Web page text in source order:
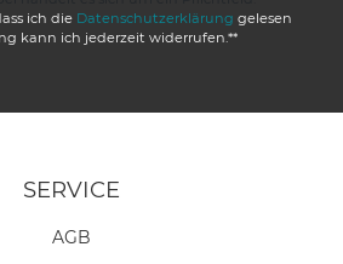
ich die Daten­schutz­erklärung gelesen
kann ich jederzeit widerrufen.**
SERVICE
AGB